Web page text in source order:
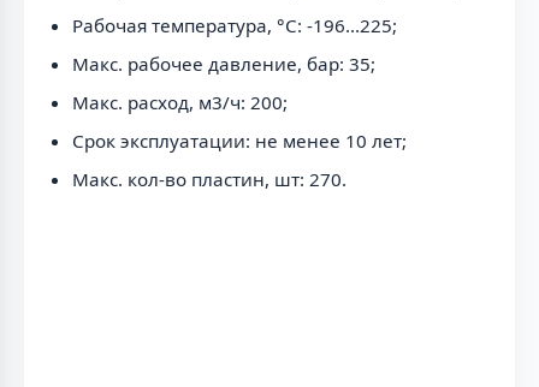
Рабочая температура, °C: -196...225;
Макс. рабочее давление, бар: 35;
Макс. расход, м3/ч: 200;
Срок эксплуатации: не менее 10 лет;
Макс. кол-во пластин, шт: 270.